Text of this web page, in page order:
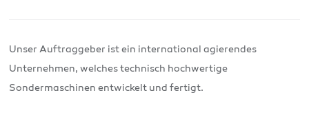
Unser Auftraggeber ist ein international agierendes
Unternehmen, welches technisch hochwertige
Sondermaschinen entwickelt und fertigt.